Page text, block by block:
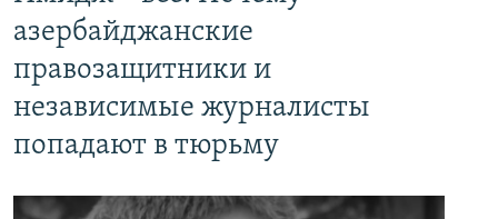
азербайджанские
правозащитники и
независимые журналисты
попадают в тюрьму